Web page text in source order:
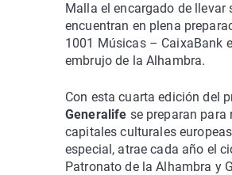
Malla el encargado de
encuentran en plena
1001 Músicas – CaixaBank
embrujo de la Alhambra.
Con esta cuarta edición del
Generalife se preparan
capitales culturales
especial, atrae cada año el
Patronato de la Alhambra y